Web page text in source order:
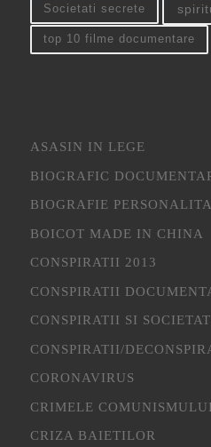
Societati secrete
top 10 filme documentare
ASASIN IN LEGE
BIOGRAFIC
BIOGRAFIE
BOICOT MADE IN CHINA
CONSPIRATII 2013
CONSPIRATII
CONSPIRATII SI
CONSPIRATII/
CORONAVIRUS
CRIMELE COMUNISMULUI
CRIZA BAIETILOR